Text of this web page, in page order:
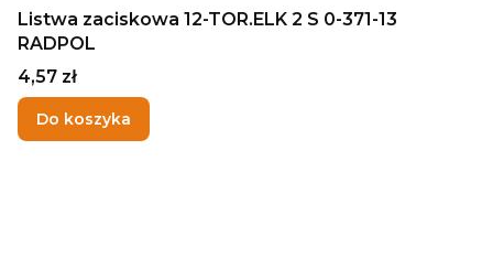
Listwa zaciskowa 12-TOR.ELK 2 S 0-371-13
RADPOL
Cena
4,57 zł
Do koszyka